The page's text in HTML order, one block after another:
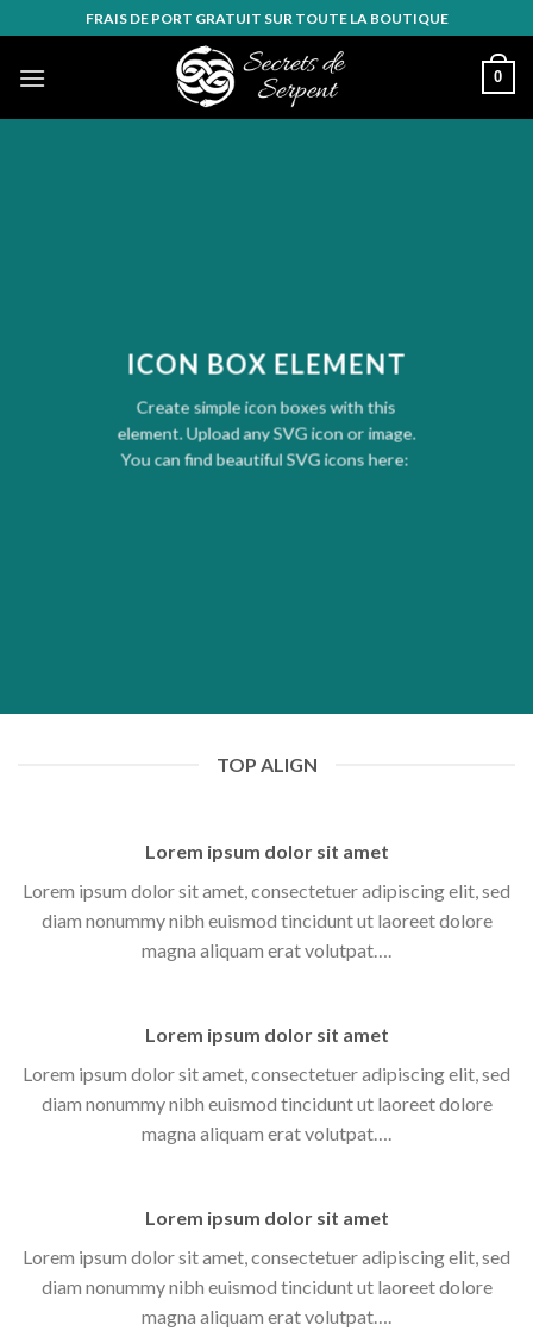
to
content
FRAIS DE PORT GRATUIT SUR TOUTE LA BOUTIQUE
0
ICON BOX ELEMENT
Create simple icon boxes with this
element. Upload any SVG icon or image.
You can find beautiful SVG icons here:
TOP ALIGN
Lorem ipsum dolor sit amet
Lorem ipsum dolor sit amet, consectetuer adipiscing elit, sed
diam nonummy nibh euismod tincidunt ut laoreet dolore
magna aliquam erat volutpat….
Lorem ipsum dolor sit amet
Lorem ipsum dolor sit amet, consectetuer adipiscing elit, sed
diam nonummy nibh euismod tincidunt ut laoreet dolore
magna aliquam erat volutpat….
Lorem ipsum dolor sit amet
Lorem ipsum dolor sit amet, consectetuer adipiscing elit, sed
diam nonummy nibh euismod tincidunt ut laoreet dolore
magna aliquam erat volutpat….